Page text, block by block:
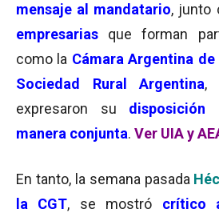
mensaje al mandatario, junto
empresarias que forman
como la Cámara Argentina
Sociedad Rural Argentina,
expresaron su
manera conjunta. Ver UIA y
En tanto, la semana pasada
la CGT, se mostró crítico